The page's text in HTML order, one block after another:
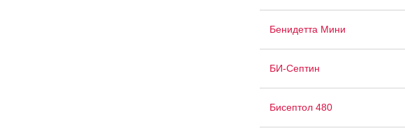
Бенидетта Мини
БИ-Септин
Бисептол 480